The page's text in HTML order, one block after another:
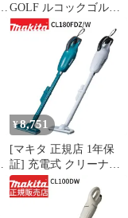
GOLF ルコックゴルフ
フード付 ジップジャケ
[240101668965] ゴルフ
ウェア メンズ ストスト
¥8,751
[マキタ 正規店 1年保
証] 充電式 クリーナー
CL180FDZ/W 18V 【バ
ッテリ・充電器別売】
掃除機 スティック型 カ